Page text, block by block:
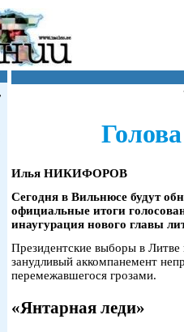
Илья НИКИФОРОВ
Сегодня в Вильнюсе будут
официальные итоги
инаугурация нового главы
Президентские выборы в
занудливый аккомпанемент
перемежавшегося грозами.
«Янтарная леди»